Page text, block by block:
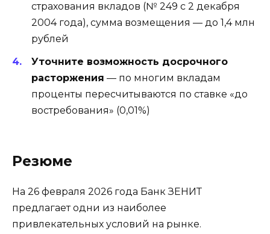
страхования вкладов (№ 249 с 2 декабря
2004 года), сумма возмещения — до 1,4 млн
рублей
Уточните возможность досрочного
расторжения — по многим вкладам
проценты пересчитываются по ставке «до
востребования» (0,01%)
Резюме
На 26 февраля 2026 года Банк ЗЕНИТ
предлагает одни из наиболее
привлекательных условий на рынке.